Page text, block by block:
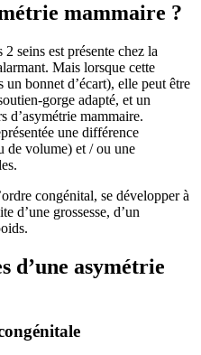
mammaire ?
seins est présente chez la
Mais lorsque cette
bonnet d’écart), elle peut être
gorge adapté, et un
d’asymétrie mammaire.
une différence
de volume) et / ou une
congénital, se développer à
d’une grossesse, d’un
d’une asymétrie